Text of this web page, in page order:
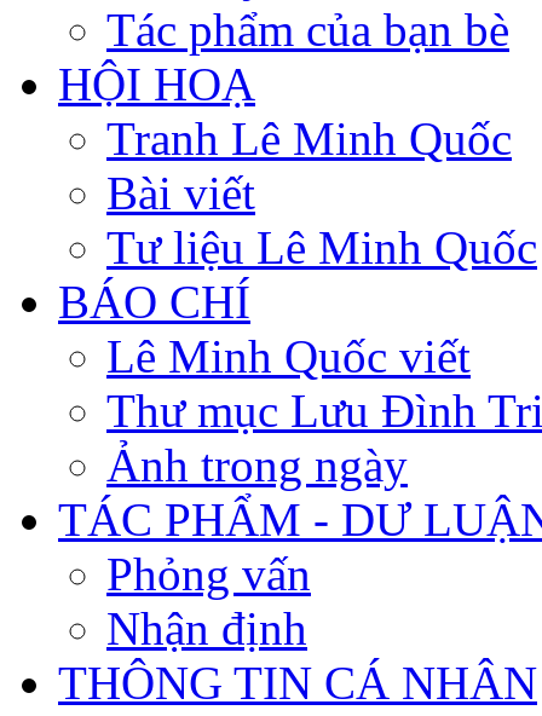
Tác phẩm của bạn bè
HỘI HOẠ
Tranh Lê Minh Quốc
Bài viết
Tư liệu Lê Minh Quốc
BÁO CHÍ
Lê Minh Quốc viết
Thư mục Lưu Đình
Ảnh trong ngày
TÁC PHẨM - DƯ
Phỏng vấn
Nhận định
THÔNG TIN CÁ NHÂN